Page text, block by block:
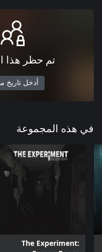
تم حظر هذا
أدخل تاريخ
في هذه المجموعة
The Experiment: